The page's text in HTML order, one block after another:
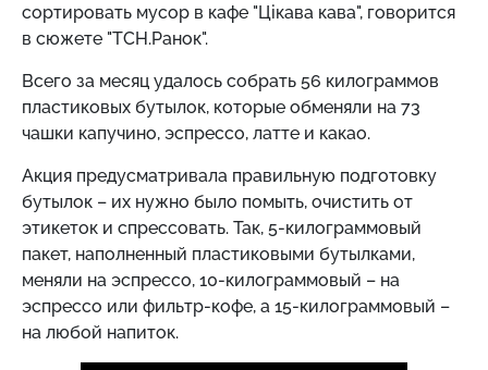
сортировать мусор в кафе "Цікава кава", говорится
в сюжете "ТСН.Ранок".
Всего за месяц удалось собрать 56 килограммов
пластиковых бутылок, которые обменяли на 73
чашки капучино, эспрессо, латте и какао.
Акция предусматривала правильную подготовку
бутылок – их нужно было помыть, очистить от
этикеток и спрессовать. Так, 5-килограммовый
пакет, наполненный пластиковыми бутылками,
меняли на эспрессо, 10-килограммовый – на
эспрессо или фильтр-кофе, а 15-килограммовый –
на любой напиток.